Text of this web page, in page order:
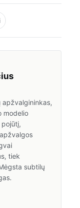
apžvalgininkas,
modelio
pojūtį,
tiek
subtilų